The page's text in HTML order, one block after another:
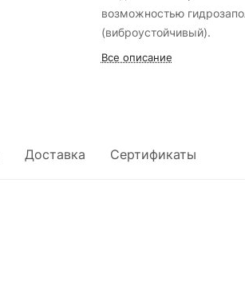
возможностью
(виброустойчивый).
Все описание
Доставка Сертификаты